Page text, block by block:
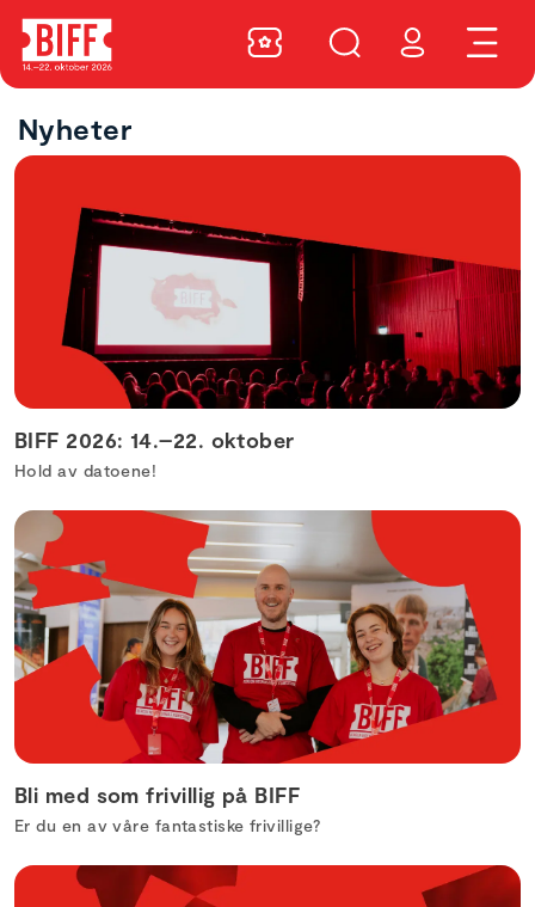
Nyheter
BIFF 2026: 14.–22. oktober
Hold av datoene!
Bli med som frivillig på BIFF
Er du en av våre fantastiske frivillige?